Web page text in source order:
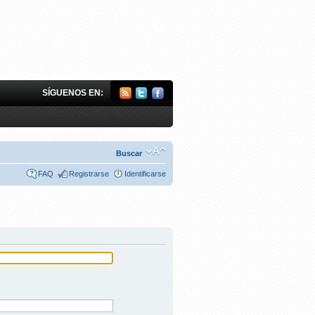
SÍGUENOS EN:
Buscar
FAQ Registrarse Identificarse